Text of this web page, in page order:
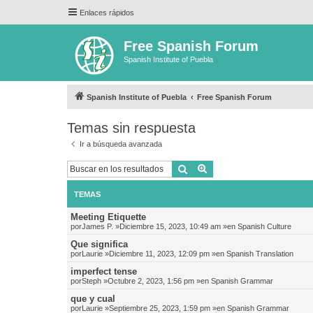
Enlaces rápidos
Free Spanish Forum
Spanish Institute of Puebla
Spanish Institute of Puebla Free Spanish Forum
Temas sin respuesta
Ir a búsqueda avanzada
Buscar
TEMAS
Meeting Etiquette
porJames P. »Diciembre 15, 2023, 10:49 am »en Spanish Culture
Que significa
porLaurie »Diciembre 11, 2023, 12:09 pm »en Spanish Translation
imperfect tense
porSteph »Octubre 2, 2023, 1:56 pm »en Spanish Grammar
que y cual
porLaurie »Septiembre 25, 2023, 1:59 pm »en Spanish Grammar